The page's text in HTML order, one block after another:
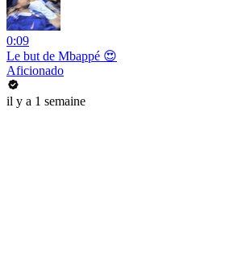
0:09
Le but de Mbappé 😍
Aficionado
il y a 1 semaine